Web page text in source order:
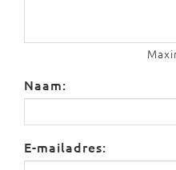
Naam:
E-mailadres: